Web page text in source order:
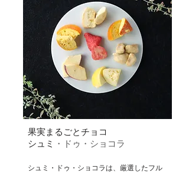
果実まるごとチョコ
シュミ ・ドゥ・ショコラ
シュミ・ドゥ・ショコラは、厳選したフル